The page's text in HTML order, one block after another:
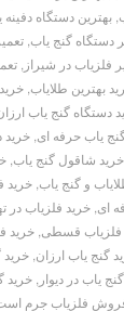
, بهترین دستگاه دفینه
دستگاه گنج یاب,
فلزیاب در شیراز,
بهترین طلایاب,
دستگاه گنج یاب
یاب حرفه ای, خرید
خرید شاقول گنج یاب,
و گنج یاب, خرید
ای, خرید فلزیاب در
فلزیاب قسطی, خرید
گنج یاب ارزان, خرید
یاب در دیوار , خرید
فلزیاب جرم